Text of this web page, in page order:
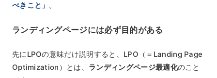
べきこと」 。
ランディングページには必ず目的がある
先にLPOの意味だけ説明すると、LPO（＝Landing Page
Optimization）とは、 ランディングページ最適化のこと